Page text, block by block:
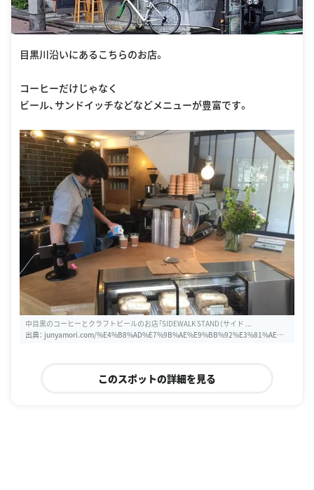
目黒川沿いにあるこちらのお店。
コーヒーだけじゃなく
ビール、サンドイッチなどなどメニューが豊富です。
中目黒のコーヒーとクラフトビールのお店「SIDEWALK STAND（サイド ...
出典： junyamori.com/%E4%B8%AD%E7%9B%AE%E9%BB%92%E3%81%AE%E
82%A4%E3%83%89%E3%82%A6%E3%82%A9%E3%83%BC%E3%82%AF%E
このスポットの詳細を見る